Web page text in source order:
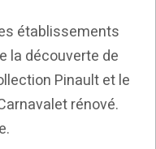
établissements
la découverte de
Pinault et le
rénové.